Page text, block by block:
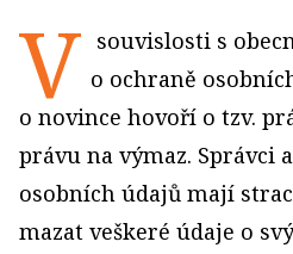
V souvislosti s
o ochraně
o novince hovoří o tzv.
právu na výmaz. Správci
osobních údajů mají
mazat veškeré údaje o